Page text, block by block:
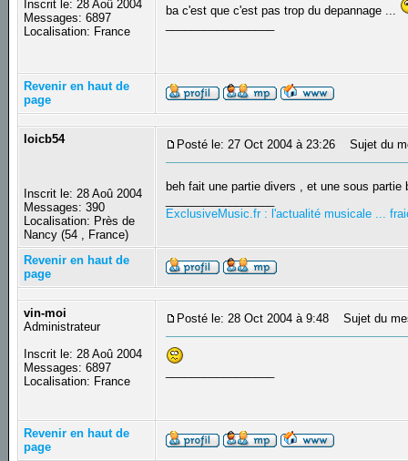
Inscrit le: 28 Aoû 2004
Messages: 6897
Localisation: France
ba c'est que c'est pas trop du depannage ...
Revenir en haut de
page
loicb54
Inscrit le: 28 Aoû 2004
Messages: 390
Localisation: Près de
Nancy (54 , France)
Posté le: 27 Oct 2004 à 23:26 Sujet du
beh fait une partie divers , et une sous partie
ExclusiveMusic.fr : l'actualité musicale ...
Revenir en haut de
page
vin-moi
Administrateur
Inscrit le: 28 Aoû 2004
Messages: 6897
Localisation: France
Posté le: 28 Oct 2004 à 9:48 Sujet du
Revenir en haut de
page